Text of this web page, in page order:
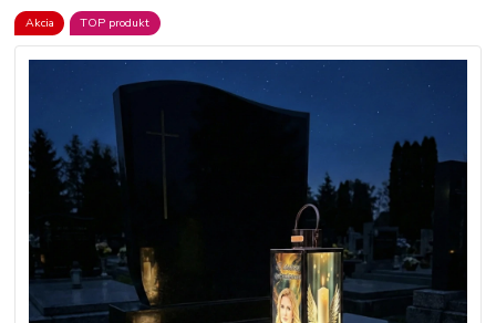
Akcia TOP produkt